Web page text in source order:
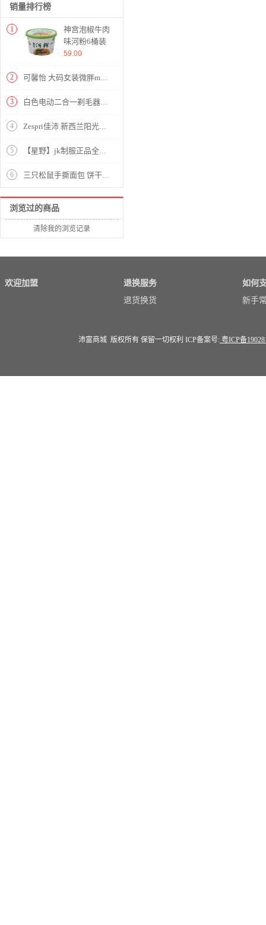
销量排行榜
1
神宫泡椒牛肉
味河粉6桶装
非油炸方便面
59.00
2 可馨怡 大码女装微胖mm连衣裙夏装旗袍改良胖妹妹加肥加大码胖人女装显瘦款遮肚肉裙子2020 黑色 XXXL(建议150-175斤左右)
3 白色电动二合一剃毛器【ABS 电子元件/白色】
4 Zespri佳沛 新西兰阳光金奇异果 16个礼盒装 经典36号果 单果约90-100g 生鲜 水果礼盒
5 【星野】jk制服正品全套装格子裙兔姬舍中牌制服馆电竞少女学生夏季日系校服学院风班服百褶短裙半身裙 星野+领结 S
6 三只松鼠手撕面包 饼干蛋糕千层零食大礼包酵母面包代餐早餐口袋软面包礼盒 1000g/盒
浏览过的商品
清除我的浏览记录
欢迎加盟
退换服务
退货换货
如何
新手
沛富商城 版权所有 保留一切权利 ICP备案号: 粤ICP备